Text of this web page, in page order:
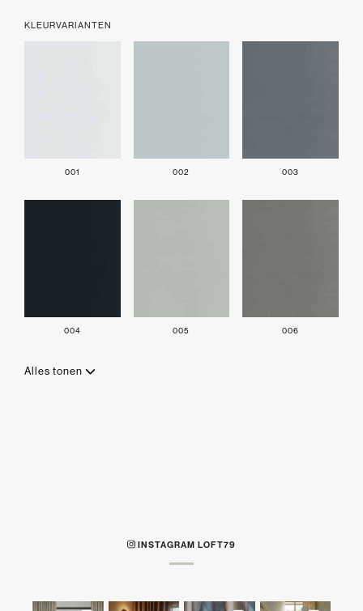
KLEURVARIANTEN
001 002 003
004 005 006
Alles tonen
INSTAGRAM LOFT79